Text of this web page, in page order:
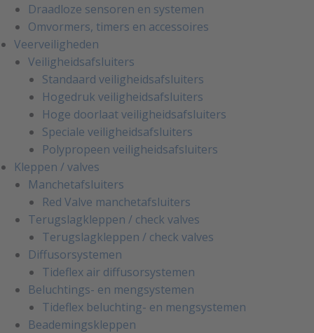
Draadloze sensoren en systemen
Omvormers, timers en accessoires
Veerveiligheden
Veiligheidsafsluiters
Standaard veiligheidsafsluiters
Hogedruk veiligheidsafsluiters
Hoge doorlaat veiligheidsafsluiters
Speciale veiligheidsafsluiters
Polypropeen veiligheidsafsluiters
Kleppen / valves
Manchetafsluiters
Red Valve manchetafsluiters
Terugslagkleppen / check valves
Terugslagkleppen / check valves
Diffusorsystemen
Tideflex air diffusorsystemen
Beluchtings- en mengsystemen
Tideflex beluchting- en mengsystemen
Beademingskleppen